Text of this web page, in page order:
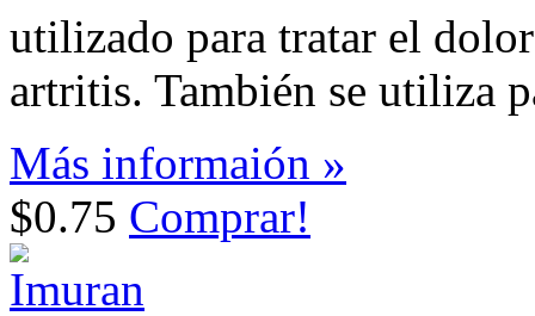
utilizado para tratar el
artritis. También se utiliza
Más informaión »
$0.75 Comprar!